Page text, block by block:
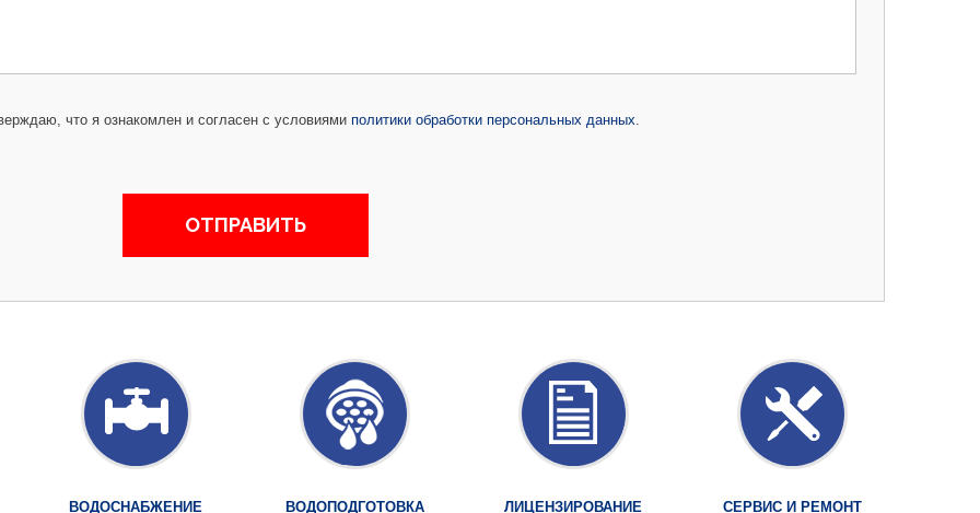
что я ознакомлен и согласен с условиями политики обработки персональных данных
ВОДОСНАБЖЕНИЕ ВОДОПОДГОТОВКА ЛИЦЕНЗИРОВАНИЕ СЕРВИС И РЕМОНТ